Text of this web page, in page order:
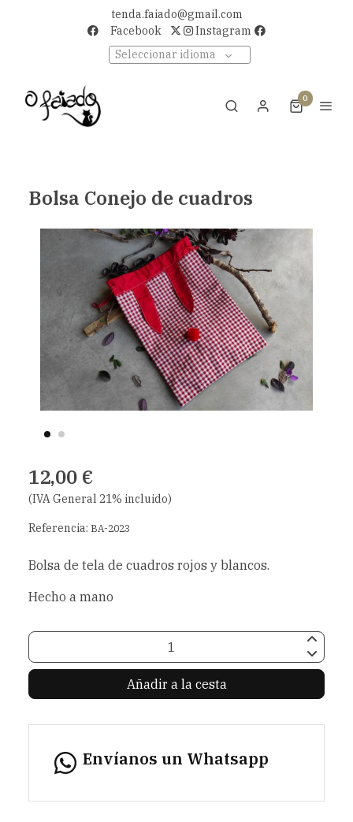
tenda.faiado@gmail.com
Facebook
Instagram
Seleccionar idioma
0
Bolsa Conejo de cuadros
12,00 €
(IVA General 21% incluido)
Referencia: BA-2023
Bolsa de tela de cuadros rojos y blancos.
Hecho a mano
Añadir a la cesta
Envíanos un Whatsapp